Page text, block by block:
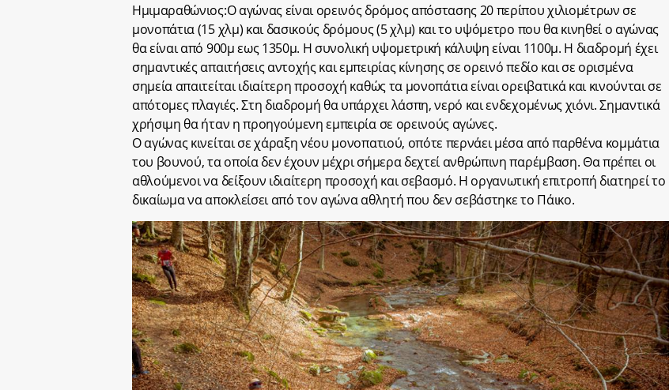
Ημιμαραθώνιος:Ο αγώνας είναι ορεινός δρόμος απόστασης 20 περίπου χιλιομέτρων σε
μονοπάτια (15 χλμ) και δασικούς δρόμους (5 χλμ) και το υψόμετρο που θα κινηθεί ο αγώνας
θα είναι από 900μ εως 1350μ. H συνολική υψομετρική κάλυψη είναι 1100μ. Η διαδρομή έχει
σημαντικές απαιτήσεις αντοχής και εμπειρίας κίνησης σε ορεινό πεδίο και σε ορισμένα
σημεία απαιτείται ιδιαίτερη προσοχή καθώς τα μονοπάτια είναι ορειβατικά και κινούνται σε
απότομες πλαγιές. Στη διαδρομή θα υπάρχει λάσπη, νερό και ενδεχομένως χιόνι. Σημαντικά
χρήσιμη θα ήταν η προηγούμενη εμπειρία σε ορεινούς αγώνες.
Ο αγώνας κινείται σε χάραξη νέου μονοπατιού, οπότε περνάει μέσα από παρθένα κομμάτια
του βουνού, τα οποία δεν έχουν μέχρι σήμερα δεχτεί ανθρώπινη παρέμβαση. Θα πρέπει οι
αθλούμενοι να δείξουν ιδιαίτερη προσοχή και σεβασμό. Η οργανωτική επιτροπή διατηρεί το
δικαίωμα να αποκλείσει από τον αγώνα αθλητή που δεν σεβάστηκε το Πάικο.